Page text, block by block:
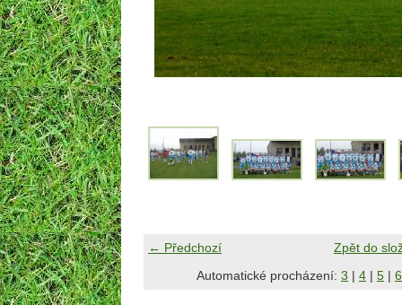
← Předchozí
Zpět do
Automatické procházení: 3 | 4 | 5 | 6